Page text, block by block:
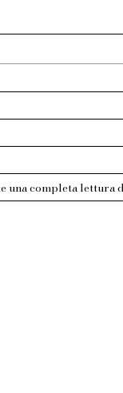
una completa lettura